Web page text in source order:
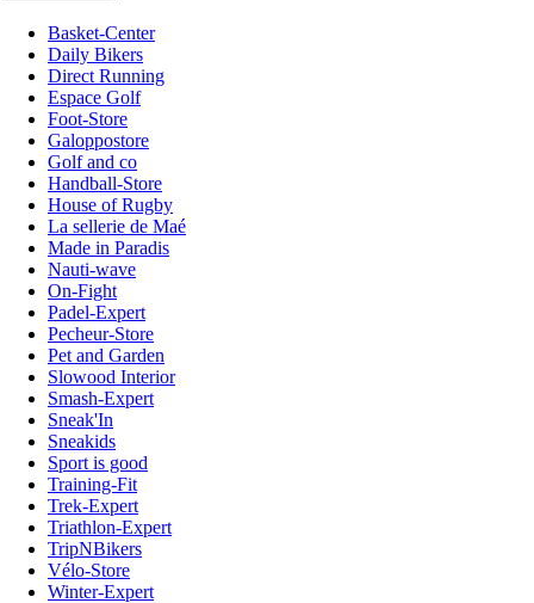
Basket-Center
Daily Bikers
Direct Running
Espace Golf
Foot-Store
Galoppostore
Golf and co
Handball-Store
House of Rugby
La sellerie de Maé
Made in Paradis
Nauti-wave
On-Fight
Padel-Expert
Pecheur-Store
Pet and Garden
Slowood Interior
Smash-Expert
Sneak'In
Sneakids
Sport is good
Training-Fit
Trek-Expert
Triathlon-Expert
TripNBikers
Vélo-Store
Winter-Expert